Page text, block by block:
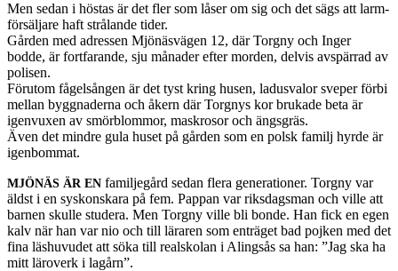
Men sedan i hös­tas är det fler som låser om sig och det sägs att larm­
försäl­jare haft strå­lande tider.
Går­den med adressen Mjönäsvä­gen 12, där Torgny och Inger
bodde, är fort­farande, sju månader efter mor­den, delvis avspär­rad av
polisen.
Föru­tom fågel­sån­gen är det tyst kring husen, ladus­valor sveper förbi
mel­lan byg­gnaderna och åkern där Torgnys kor brukade beta är
igen­vuxen av smör­blom­mor, maskrosor och ängs­gräs.
Även det min­dre gula huset på går­den som en polsk familj hyrde är
igenbommat.
MJÖNÄS ÄR EN famil­jegård sedan flera gen­er­a­tioner. Torgny var
äldst i en syskon­skara på fem. Pap­pan var riks­dags­man och ville att
bar­nen skulle stud­era. Men Torgny ville bli bonde. Han fick en egen
kalv när han var nio och till läraren som enträget bad pojken med det
fina läshu­vudet att söka till real­skolan i Alingsås sa han: ”Jag ska ha
mitt läroverk i lagårn”.